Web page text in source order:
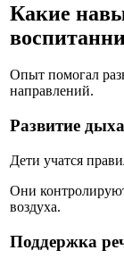
Какие
Опыт помогал
направлений.
Развитие
Дети учатся
Они
воздуха.
Поддержка